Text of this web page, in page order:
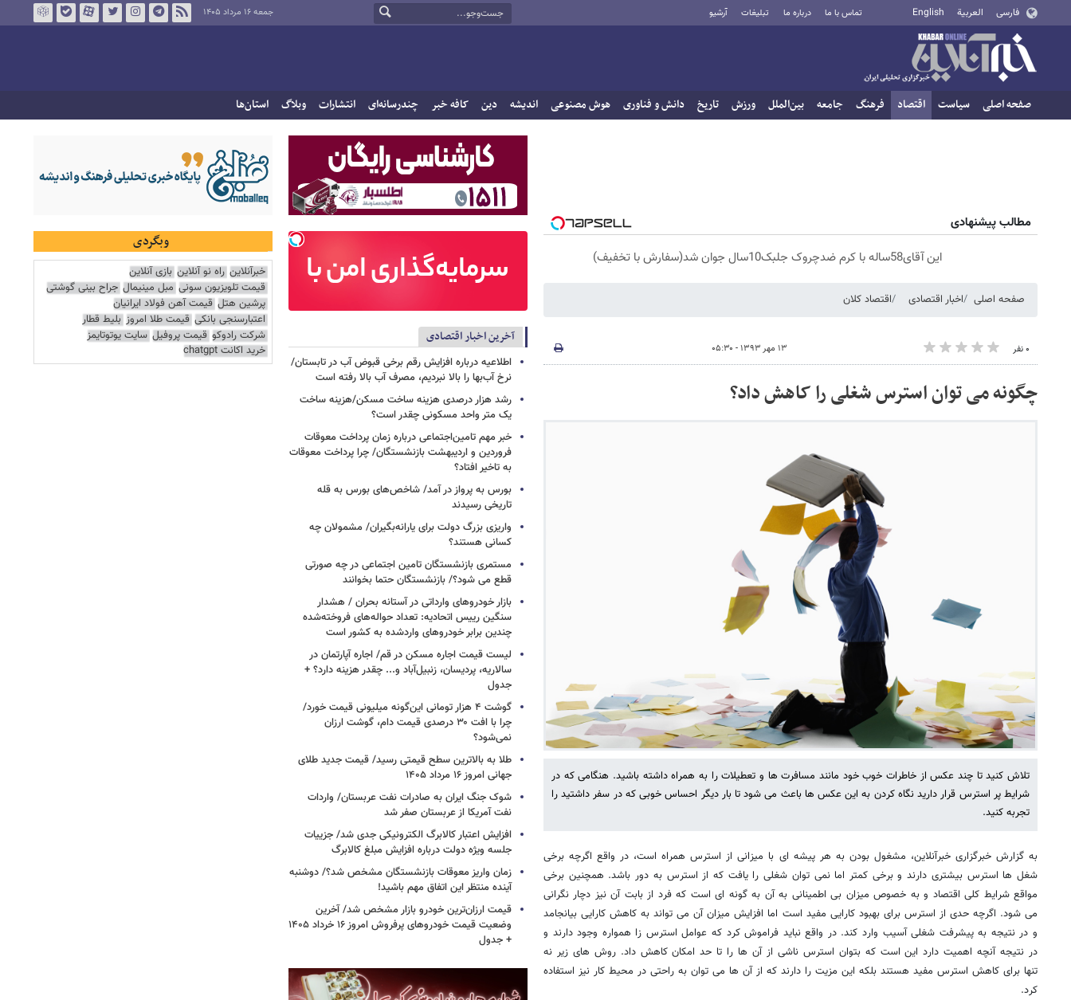
فارسی العربية English تماس با ما درباره ما تبلیغات آرشیو جمعه ۱۶ مرداد ۱۴۰۵
صفحه اصلی سیاست اقتصاد فرهنگ جامعه بین‌الملل ورزش تاریخ دانش و فناوری هوش مصنوعی اندیشه دین کافه خبر چندرسانه‌ای انتشارات وبلاگ استان‌ها
مطالب پیشنهادی
این آقای58ساله با کرم ضدچروک جلبک10سال جوان شد(سفارش با تخفیف)
صفحه اصلی اخبار اقتصادی اقتصاد کلان
۰ نفر ۱۳ مهر ۱۳۹۳ - ۰۵:۳۰
چگونه می توان استرس شغلی را کاهش داد؟
تلاش کنید تا چند عکس از خاطرات خوب خود مانند مسافرت ها و تعطیلات را به همراه داشته باشید. هنگامی که در
شرایط پر استرس قرار دارید نگاه کردن به این عکس ها باعث می شود تا بار دیگر احساس خوبی که در سفر داشتید را
تجربه کنید.
به گزارش خبرگزاری خبرآنلاین، مشغول بودن به هر پیشه ای با میزانی از استرس همراه است، در واقع اگرچه برخی
شغل ها استرس بیشتری دارند و برخی کمتر اما نمی توان شغلی را یافت که از استرس به دور باشد. همچنین برخی
مواقع شرایط کلی اقتصاد و به خصوص میزان بی اطمینانی به آن به گونه ای است که فرد از بابت آن نیز دچار نگرانی
می شود. اگرچه حدی از استرس برای بهبود کارایی مفید است اما افزایش میزان آن می تواند به کاهش کارایی بیانجامد
و در نتیجه به پیشرفت شغلی آسیب وارد کند. در واقع نباید فراموش کرد که عوامل استرس زا همواره وجود دارند و
در نتیجه آنچه اهمیت دارد این است که بتوان استرس ناشی از آن ها را تا حد امکان کاهش داد. روش های زیر نه
تنها برای کاهش استرس مفید هستند بلکه این مزیت را دارند که از آن ها می توان به راحتی در محیط کار نیز استفاده
کرد.
آخرین اخبار اقتصادی
اطلاعیه درباره افزایش رقم برخی قبوض آب در تابستان/
نرخ آب‌بها را بالا نبردیم، مصرف آب بالا رفته است
رشد هزار درصدی هزینه ساخت مسکن/هزینه ساخت
یک متر واحد مسکونی چقدر است؟
خبر مهم تامین‌اجتماعی درباره زمان پرداخت معوقات
فروردین و اردیبهشت بازنشستگان/ چرا پرداخت معوقات
به تاخیر افتاد؟
بورس به پرواز در آمد/ شاخص‌های بورس به قله
تاریخی رسیدند
واریزی بزرگ دولت برای یارانه‌بگیران/ مشمولان چه
کسانی هستند؟
مستمری بازنشستگان تامین اجتماعی در چه صورتی
قطع می شود؟/ بازنشستگان حتما بخوانند
بازار خودروهای وارداتی در آستانه بحران / هشدار
سنگین رییس اتحادیه: تعداد حواله‌های فروخته‌شده
چندین برابر خودروهای واردشده به کشور است
لیست قیمت اجاره مسکن در قم/ اجاره آپارتمان در
سالاریه، پردیسان، زنبیل‌آباد و... چقدر هزینه دارد؟ +
جدول
گوشت ۴ هزار تومانی این‌گونه میلیونی قیمت خورد/
چرا با افت ۳۰ درصدی قیمت دام، گوشت ارزان
نمی‌شود؟
طلا به بالاترین سطح قیمتی رسید/ قیمت جدید طلای
جهانی امروز ۱۶ مرداد ۱۴۰۵
شوک جنگ ایران به صادرات نفت عربستان/ واردات
نفت آمریکا از عربستان صفر شد
افزایش اعتبار کالابرگ الکترونیکی جدی شد/ جزییات
جلسه ویژه دولت درباره افزایش مبلغ کالابرگ
زمان واریز معوقات بازنشستگان مشخص شد؟/ دوشنبه
آینده منتظر این اتفاق مهم باشید!
قیمت ارزان‌ترین خودرو بازار مشخص شد/ آخرین
وضعیت قیمت خودروهای پرفروش امروز ۱۶ خرداد ۱۴۰۵
+ جدول
وبگردی
خبرآنلاین راه نو آنلاین بازی آنلاین
قیمت تلویزیون سونی مبل مینیمال جراح بینی گوشتی
پرشین هتل قیمت آهن فولاد ایرانیان
اعتبارسنجی بانکی قیمت طلا امروز بلیط قطار
شرکت رادوکو قیمت پروفیل سایت یوتوتایمز
خرید اکانت chatgpt